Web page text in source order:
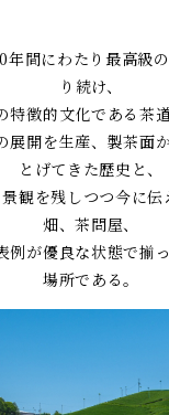
年間にわたり最高級
り続け、
特徴的文化である茶道
展開を生産、製茶面
とげてきた歴史と、
観を残しつつ今に
畑、茶問屋、
例が優良な状態で揃
場所である。